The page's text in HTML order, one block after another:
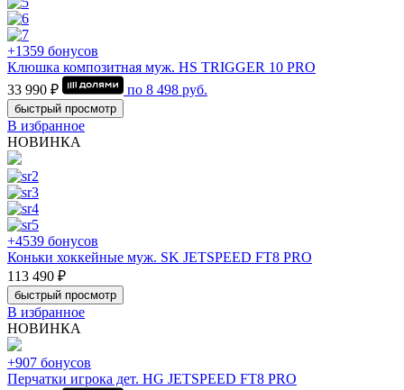
+1359 бонусов
Клюшка композитная муж. HS TRIGGER 10 PRO
33 990 ₽
по 8 498 руб.
быстрый просмотр
В избранное
НОВИНКА
+4539 бонусов
Коньки хоккейные муж. SK JETSPEED FT8 PRO
113 490 ₽
быстрый просмотр
В избранное
НОВИНКА
+907 бонусов
Перчатки игрока дет. HG JETSPEED FT8 PRO